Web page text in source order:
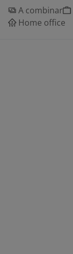
A combinar
Home office